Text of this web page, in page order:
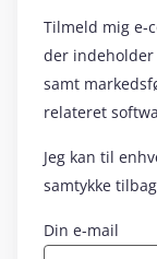
Tilmeld mig
der
samt
relateret
Jeg kan til
samtykke
Din e-mail